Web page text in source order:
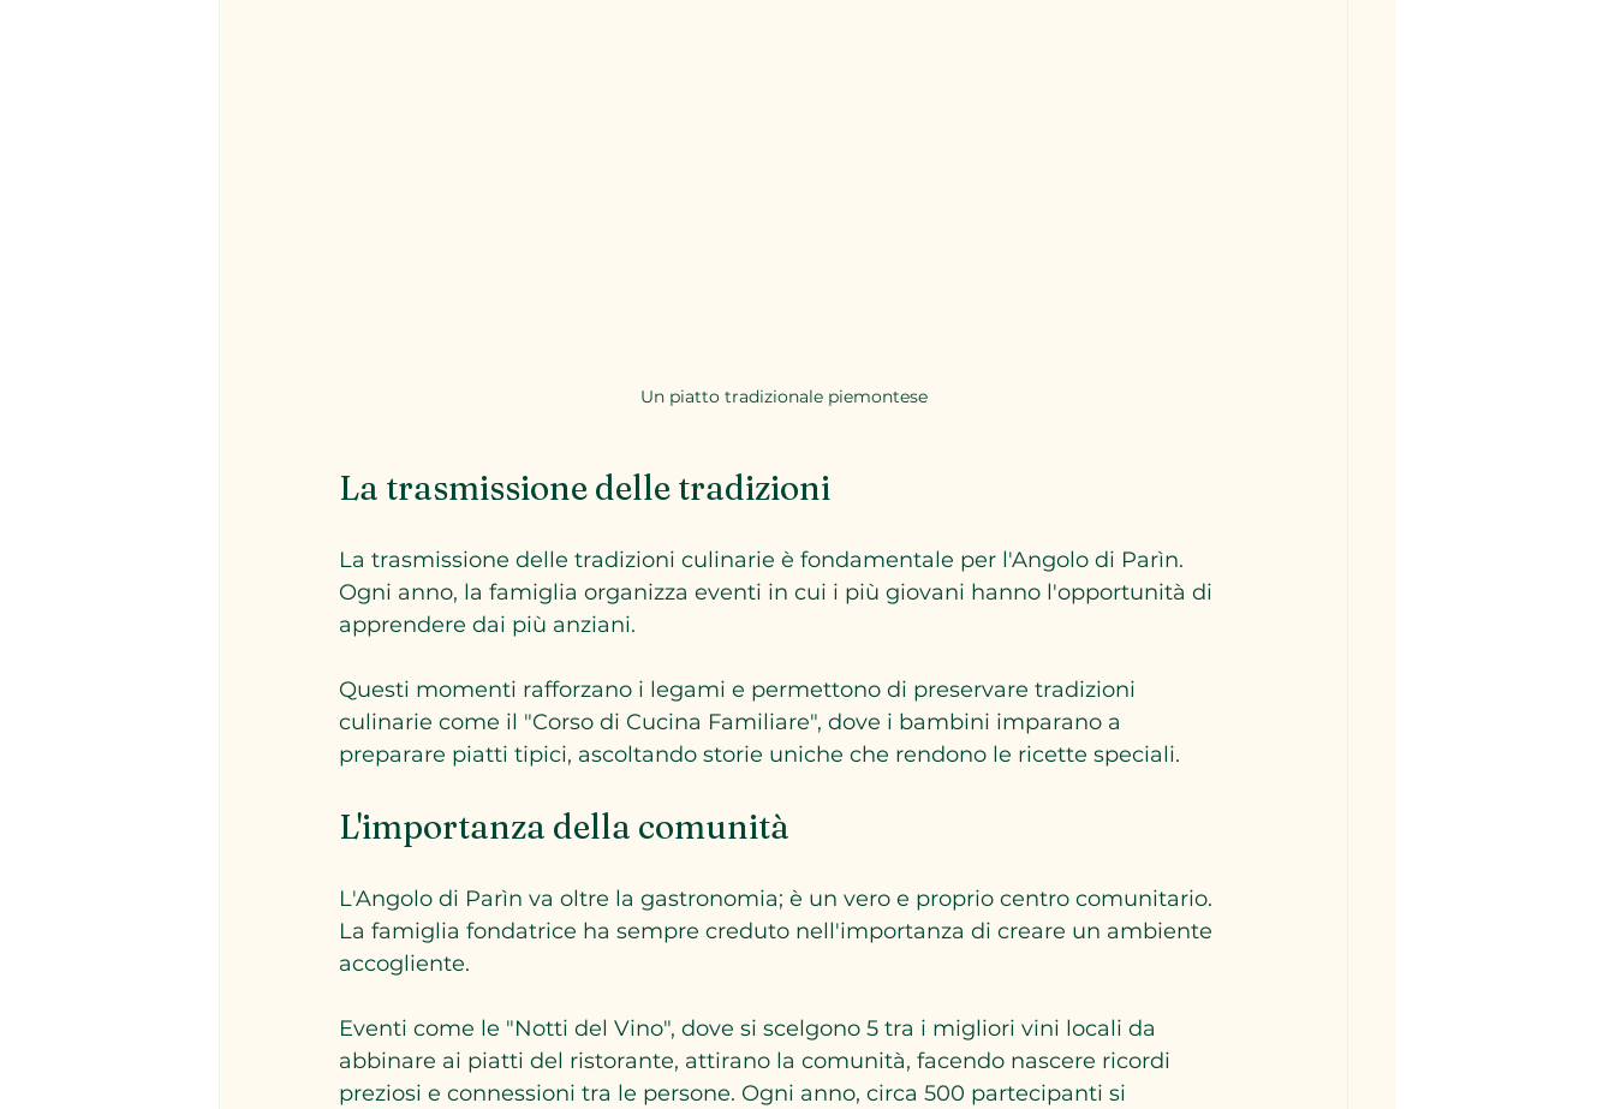
Un piatto tradizionale piemontese
La trasmissione delle tradizioni
La trasmissione delle tradizioni culinarie è fondamentale per l'Angolo di Parìn.
Ogni anno, la famiglia organizza eventi in cui i più giovani hanno l'opportunità di
apprendere dai più anziani.
Questi momenti rafforzano i legami e permettono di preservare tradizioni
culinarie come il "Corso di Cucina Familiare", dove i bambini imparano a
preparare piatti tipici, ascoltando storie uniche che rendono le ricette speciali.
L'importanza della comunità
L'Angolo di Parìn va oltre la gastronomia; è un vero e proprio centro comunitario.
La famiglia fondatrice ha sempre creduto nell'importanza di creare un ambiente
accogliente.
Eventi come le "Notti del Vino", dove si scelgono 5 tra i migliori vini locali da
abbinare ai piatti del ristorante, attirano la comunità, facendo nascere ricordi
preziosi e connessioni tra le persone. Ogni anno, circa 500 partecipanti si